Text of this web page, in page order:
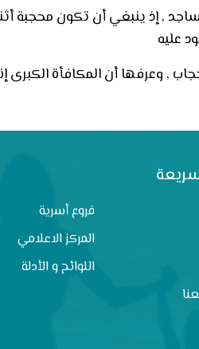
, إذ ينبغي أن تكون محجبة
عليه
, وعرفها أن المكافأة الكبرى
فروع أسرية
المركز الاعلامي
اللوائح و الأدلة